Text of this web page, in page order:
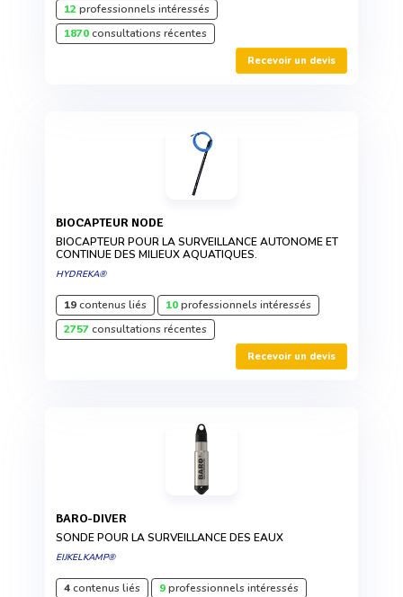
12professionnels intéressés
1870consultations récentes
Recevoir un devis
BIOCAPTEUR NODE
BIOCAPTEUR POUR LA SURVEILLANCE AUTONOME ET
CONTINUE DES MILIEUX AQUATIQUES.
HYDREKA®
19contenus liés 10professionnels intéressés
2757consultations récentes
Recevoir un devis
BARO-DIVER
SONDE POUR LA SURVEILLANCE DES EAUX
EIJKELKAMP®
4contenus liés 9professionnels intéressés